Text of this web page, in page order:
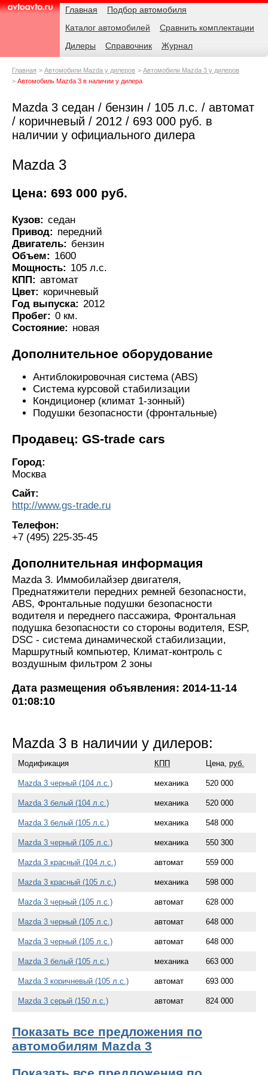
AvtoAvto.ru
Навигация Главная
Подбор автомобиля
Каталог автомобилей
Сравнить комплектации
Дилеры
Справочник Журнал
Родительские
Главная Автомобили Mazda у дилеров
Автомобили Mazda 3 у дилеров
Автомобиль Mazda 3 в наличии у дилера
Mazda 3 седан / бензин / 105 л.с. / автомат
/ коричневый / 2012 / 693 000 руб. в
наличии у официального дилера
Mazda 3
Цена: 693 000 руб.
Кузов: седан
Привод: передний
Двигатель: бензин
Объем: 1600
Мощность: 105 л.с.
КПП: автомат
Цвет: коричневый
Год выпуска: 2012
Пробег: 0 км.
Состояние: новая
Дополнительное оборудование
Антиблокировочная система (ABS)
Система курсовой стабилизации
Кондиционер (климат 1-зонный)
Подушки безопасности (фронтальные)
Продавец: GS-trade cars
Город:
Москва
Сайт:
http://www.gs-trade.ru
Телефон:
+7 (495) 225-35-45
Дополнительная информация
Mazda 3. Иммобилайзер двигателя,
Преднатяжители передних ремней безопасности,
ABS, Фронтальные подушки безопасности
водителя и переднего пассажира, Фронтальная
подушка безопасности со стороны водителя, ESP,
DSC - система динамической стабилизации,
Маршрутный компьютер, Климат-контроль с
воздушным фильтром 2 зоны
Дата размещения объявления: 2014-11-14
01:08:10
Mazda 3 в наличии у дилеров:
Модификация КПП Цена, руб.
Mazda 3 черный (104 л.с.) механика 520 000
Mazda 3 белый (104 л.с.) механика 520 000
Mazda 3 белый (105 л.с.) механика 548 000
Mazda 3 черный (105 л.с.) механика 550 300
Mazda 3 красный (104 л.с.) автомат 559 000
Mazda 3 красный (105 л.с.) механика 598 000
Mazda 3 черный (105 л.с.) автомат 628 000
Mazda 3 черный (105 л.с.) автомат 648 000
Mazda 3 черный (105 л.с.) автомат 648 000
Mazda 3 белый (105 л.с.) механика 663 000
Mazda 3 коричневый (105 л.с.) автомат 693 000
Mazda 3 серый (150 л.с.) автомат 824 000
Показать все предложения по
автомобилям Mazda 3